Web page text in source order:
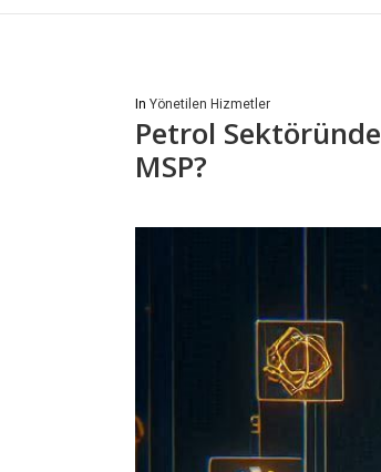
In Yönetilen Hizmetler
Petrol
MSP?